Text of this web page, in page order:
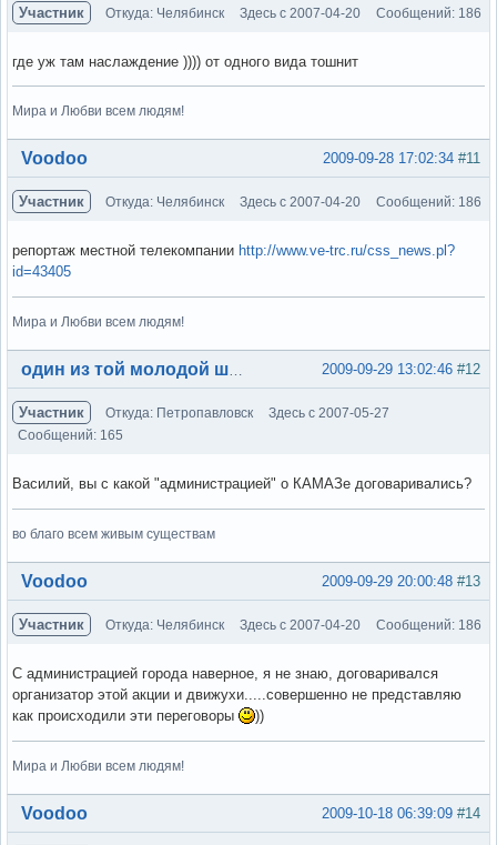
Участник Откуда: Челябинск Здесь с 2007-04-20 Сообщений: 186
где уж там наслаждение )))) от одного вида тошнит
Мира и Любви всем людям!
Вне форума #11
2009-09-28 17:02:34
Voodoo
Участник Откуда: Челябинск Здесь с 2007-04-20 Сообщений: 186
репортаж местной телекомпании http://www.ve-trc.ru/css_news.pl?
id=43405
Мира и Любви всем людям!
Вне форума #12
2009-09-29 13:02:46
один из той молодой шпаны
Участник Откуда: Петропавловск
Здесь с 2007-05-27
Сообщений: 165
Василий, вы с какой "администрацией" о КАМАЗе договаривались?
во благо всем живым существам
Вне форума #13
2009-09-29 20:00:48
Voodoo
Участник Откуда: Челябинск Здесь с 2007-04-20 Сообщений: 186
С администрацией города наверное, я не знаю, договаривался
организатор этой акции и движухи.....совершенно не представляю
как происходили эти переговоры
))
Мира и Любви всем людям!
Вне форума #14
2009-10-18 06:39:09
Voodoo